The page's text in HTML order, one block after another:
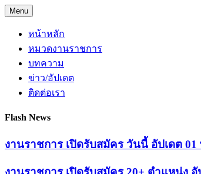
Skip
to
content
Menu
หน้าหลัก
หมวดงานราชการ
บทความ
ข่าว/อัปเดต
ติดต่อเรา
Flash News
งานราชการ เปิดรับสมัคร วันนี้ อัปเดต